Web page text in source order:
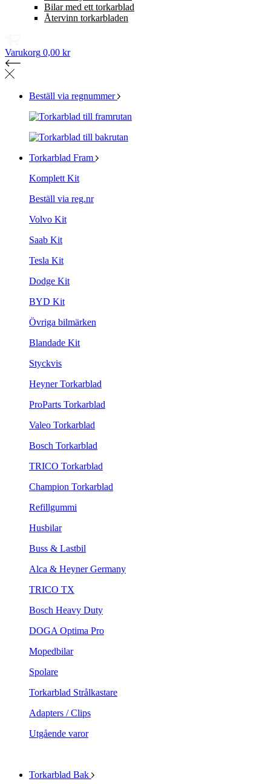
Bilar med ett torkarblad
Återvinn torkarbladen
Varukorg 0,00 kr
Beställ via regnummer
Torkarblad Fram
Komplett Kit
Beställ via reg.nr
Volvo Kit
Saab Kit
Tesla Kit
Dodge Kit
BYD Kit
Övriga bilmärken
Blandade Kit
Styckvis
Heyner Torkarblad
ProParts Torkarblad
Valeo Torkarblad
Bosch Torkarblad
TRICO Torkarblad
Champion Torkarblad
Refillgummi
Husbilar
Buss & Lastbil
Alca & Heyner Germany
TRICO TX
Bosch Heavy Duty
DOGA Optima Pro
Mopedbilar
Spolare
Torkarblad Strålkastare
Adapters / Clips
Utgående varor
Torkarblad Bak